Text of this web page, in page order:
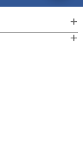
+
+